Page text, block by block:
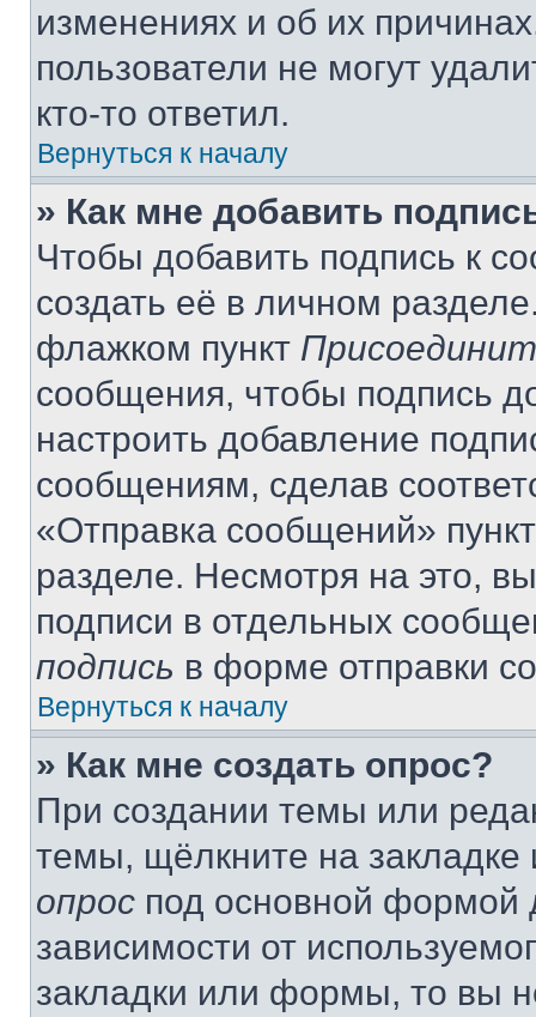
изменениях и об их
пользователи не могут
кто-то ответил.
Вернуться к началу
» Как мне добавить
Чтобы добавить подпись к
создать её в личном
флажком пункт
сообщения, чтобы подпись
настроить добавление
сообщениям, сделав
«Отправка сообщений»
разделе. Несмотря на это,
подписи в отдельных
подпись в форме отправки
Вернуться к началу
» Как мне создать опрос?
При создании темы или
темы, щёлкните на
опрос под основной формой
зависимости от
закладки или формы, то вы